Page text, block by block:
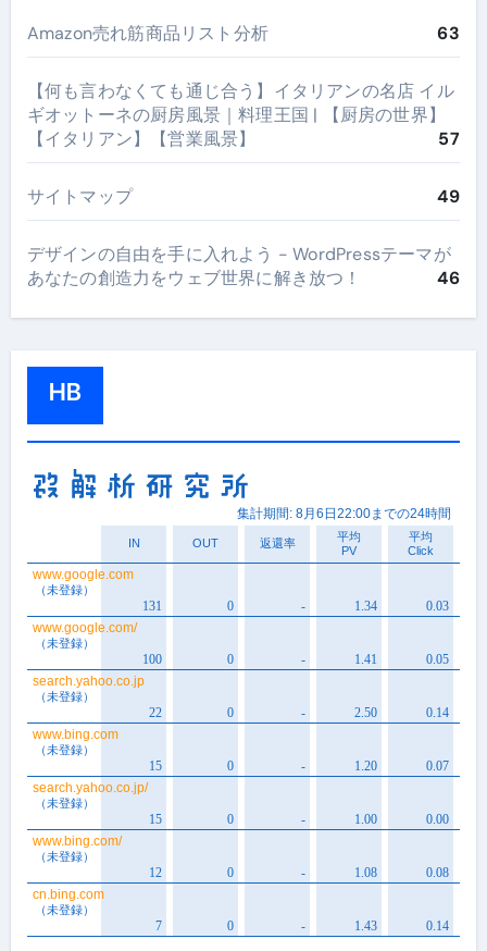
Amazon売れ筋商品リスト分析 63
【何も言わなくても通じ合う】イタリアンの名店 イル
ギオットーネの厨房風景｜料理王国 | 【厨房の世界】
【イタリアン】【営業風景】
57
サイトマップ 49
デザインの自由を手に入れよう - WordPressテーマが
あなたの創造力をウェブ世界に解き放つ！
46
HB